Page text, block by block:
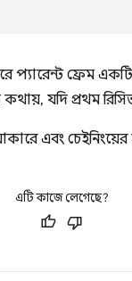
প্যারেন্ট ফ্রেম
যদি প্রথম
এবং চেইনিংয়ের
এটি কাজে লেগেছে?